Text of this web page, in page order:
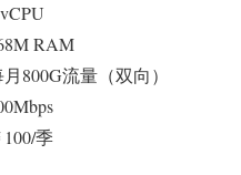
RAM
800G流量（双向）
季